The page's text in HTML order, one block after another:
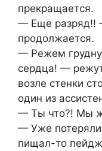
прекращается.
— Еще разряд!!
продолжается.
— Режем
сердца! —
возле стенки
один из
— Ты что?! Мы
— Уже
пищал-то